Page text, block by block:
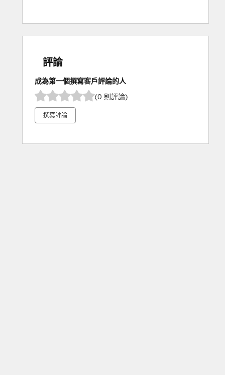
評論
成為第一個撰寫客戶評論的人
(0 則評論)
撰寫評論